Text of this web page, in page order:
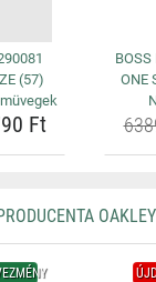
(57)
Ft
ONE
OAKLEY